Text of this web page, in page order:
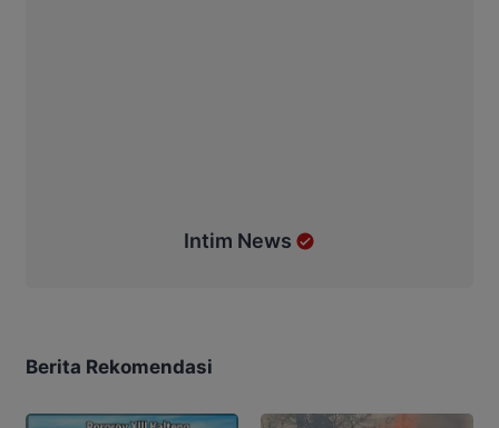
Intim News
Berita Rekomendasi